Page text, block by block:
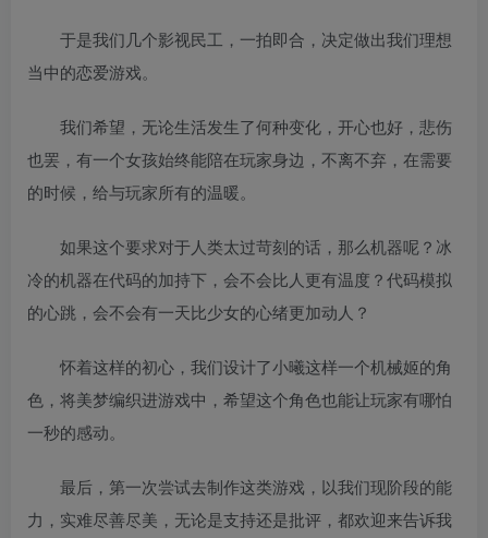
于是我们几个影视民工，一拍即合，决定做出我们理想
当中的恋爱游戏。
我们希望，无论生活发生了何种变化，开心也好，悲伤
也罢，有一个女孩始终能陪在玩家身边，不离不弃，在需要
的时候，给与玩家所有的温暖。
如果这个要求对于人类太过苛刻的话，那么机器呢？冰
冷的机器在代码的加持下，会不会比人更有温度？代码模拟
的心跳，会不会有一天比少女的心绪更加动人？
怀着这样的初心，我们设计了小曦这样一个机械姬的角
色，将美梦编织进游戏中，希望这个角色也能让玩家有哪怕
一秒的感动。
最后，第一次尝试去制作这类游戏，以我们现阶段的能
力，实难尽善尽美，无论是支持还是批评，都欢迎来告诉我